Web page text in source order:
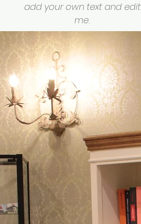
add your own text and edit
me.